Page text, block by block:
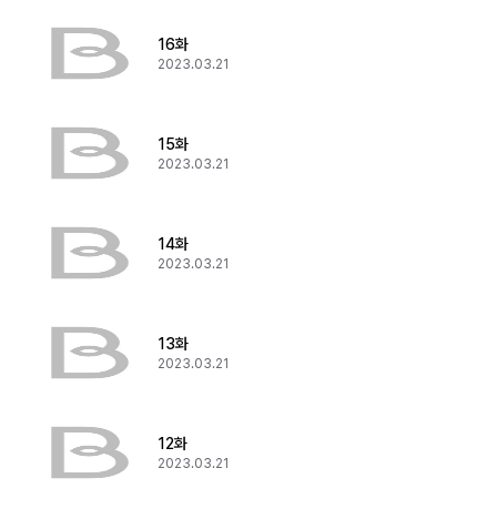
16화
2023.03.21
15화
2023.03.21
14화
2023.03.21
13화
2023.03.21
12화
2023.03.21